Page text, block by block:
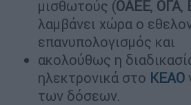
μισθωτούς (ΟΑΕΕ, ΟΓΑ,
λαμβάνει χώρα ο
επανυπολογισμός και
ακολούθως η
ηλεκτρονικά στο ΚΕΑΟ
των δόσεων.